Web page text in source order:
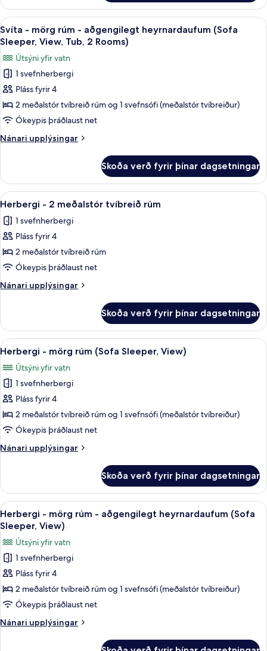
2
Rooms)
-
mörg
rúm
(Sofa
Sleeper,
View,
2
Rooms)
Skoða
allar
myndir
fyrir
Svíta
-
mörg
rúm
-
aðgengilegt
(Sofa
Sleeper,
View,
Tub,
2
Rooms)
Rúmföt af bestu gerð, öryggishólf í
4
Svíta - mörg rúm - aðgengilegt heyrnardaufum (Sofa
Sleeper, View, Tub, 2 Rooms)
Útsýni yfir vatn
1 svefnherbergi
Pláss fyrir 4
2 meðalstór tvíbreið rúm og 1 svefnsófi (meðalstór tvíbreiður)
Ókeypis þráðlaust net
Nánari upplýsingar
Nánari
-
mörg
rúm
aðgengilegt
heyrnardaufum
Sleeper,
View,
2
Skoða verð fyrir þínar dagsetningar
Skoða
allar
myndir
fyrir
Herbergi
-
2
meðalstór
rúm
Rúmföt af bestu gerð, öryggishólf í
5
Herbergi - 2 meðalstór tvíbreið rúm
1 svefnherbergi
Pláss fyrir 4
2 meðalstór tvíbreið rúm
Ókeypis þráðlaust net
Nánari upplýsingar
Nánari
-
meðalstór
rúm
Skoða verð fyrir þínar dagsetningar
Skoða
allar
myndir
fyrir
Herbergi
-
mörg
(Sofa
Rúmföt af bestu gerð, öryggishólf í
4
Herbergi - mörg rúm (Sofa Sleeper, View)
Útsýni yfir vatn
1 svefnherbergi
Pláss fyrir 4
2 meðalstór tvíbreið rúm og 1 svefnsófi (meðalstór tvíbreiður)
Ókeypis þráðlaust net
Nánari upplýsingar
Nánari
-
mörg
rúm
(Sofa
Sleeper,
View)
Skoða verð fyrir þínar dagsetningar
Skoða
allar
myndir
fyrir
Herbergi
-
mörg
rúm
-
aðgengilegt
Rúmföt af bestu gerð, öryggishólf í
4
Herbergi - mörg rúm - aðgengilegt heyrnardaufum (Sofa
Sleeper, View)
Útsýni yfir vatn
1 svefnherbergi
Pláss fyrir 4
2 meðalstór tvíbreið rúm og 1 svefnsófi (meðalstór tvíbreiður)
Ókeypis þráðlaust net
Nánari upplýsingar
Nánari